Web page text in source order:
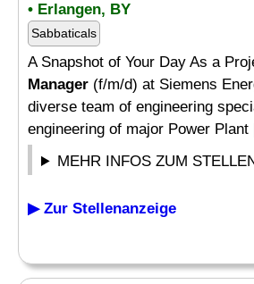
• Erlangen, BY
Sabbaticals
A Snapshot of Your Day As a
Manager (f/m/d) at Siemens
diverse team of engineering
engineering of major Power Plant
MEHR INFOS ZUM
▶ Zur Stellenanzeige